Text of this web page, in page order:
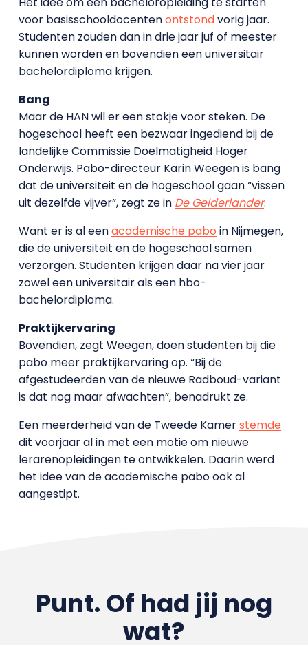
voor basisschooldocentenontstondvorig jaar.
Studenten zouden dan in drie jaar juf of meester
kunnen worden en bovendien een universitair
bachelordiploma krijgen.
Bang
Maar de HAN wil er een stokje voor steken. De
hogeschool heeft een bezwaar ingediend bij de
landelijke Commissie Doelmatigheid Hoger
Onderwijs. Pabo-directeur Karin Weegen is bang
dat de universiteit en de hogeschool gaan “vissen
uit dezelfde vijver”, zegt ze in De Gelderlander.
Want er is al eenacademische pabo in Nijmegen,
die de universiteit en de hogeschool samen
verzorgen. Studenten krijgen daar na vier jaar
zowel een universitair als een hbo-
bachelordiploma.
Praktijkervaring
Bovendien, zegt Weegen, doen studenten bij die
pabo meer praktijkervaring op. “Bij de
afgestudeerden van de nieuwe Radboud-variant
is dat nog maar afwachten”, benadrukt ze.
Een meerderheid van de Tweede Kamerstemde
dit voorjaar al in met een motie om nieuwe
lerarenopleidingen te ontwikkelen. Daarin werd
het idee van de academische pabo ook al
aangestipt.
Punt. Of had jij nog
wat?